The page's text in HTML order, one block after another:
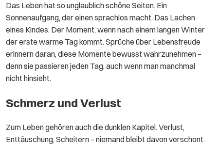
Das Leben hat so unglaublich schöne Seiten. Ein
Sonnenaufgang, der einen sprachlos macht. Das Lachen
eines Kindes. Der Moment, wenn nach einem langen Winter
der erste warme Tag kommt. Sprüche über Lebensfreude
erinnern daran, diese Momente bewusst wahrzunehmen –
denn sie passieren jeden Tag, auch wenn man manchmal
nicht hinsieht.
Schmerz und Verlust
Zum Leben gehören auch die dunklen Kapitel. Verlust,
Enttäuschung, Scheitern – niemand bleibt davon verschont.